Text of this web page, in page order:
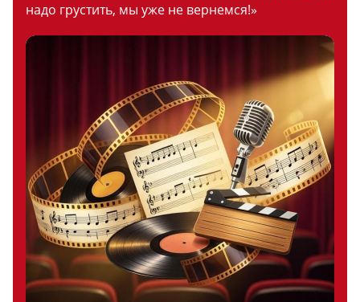
надо грустить, мы уже не вернемся!»